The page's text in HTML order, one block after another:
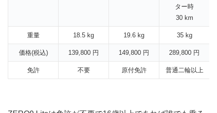
ター時
30 km
重量 18.5 kg 19.6 kg 35 kg
価格(税込) 139,800 円 149,800 円 289,800 円
免許 不要 原付免許 普通二輪以上